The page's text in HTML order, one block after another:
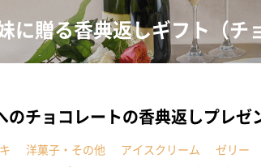
に贈る香典返しギフト（チ
のチョコレートの香典返しプレ
洋菓子・その他 アイスクリーム ゼリー